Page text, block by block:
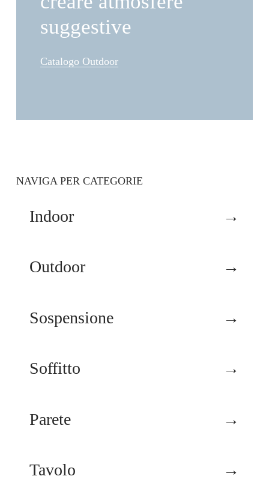
suggestive
Catalogo Outdoor
NAVIGA PER CATEGORIE
Indoor →
Outdoor →
Sospensione →
Soffitto →
Parete →
Tavolo →